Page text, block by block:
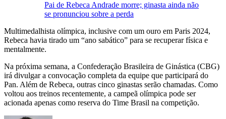
Pai de Rebeca Andrade morre; ginasta ainda não
se pronunciou sobre a perda
Multimedalhista olímpica, inclusive com um ouro em Paris 2024,
Rebeca havia tirado um “ano sabático” para se recuperar física e
mentalmente.
Na próxima semana, a Confederação Brasileira de Ginástica (CBG)
irá divulgar a convocação completa da equipe que participará do
Pan. Além de Rebeca, outras cinco ginastas serão chamadas. Como
voltou aos treinos recentemente, a campeã olímpica pode ser
acionada apenas como reserva do Time Brasil na competição.